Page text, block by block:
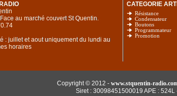
Face au marché couvert St Quentin.
: juillet et aout uniquement du lundi au
horaires
CATEGORIE
Résistance
Condensateur
Boutons
Programmateur
Promotion
Copyright © 2012 - www.stquentin-
Siret : 30098451500019 APE : 524L